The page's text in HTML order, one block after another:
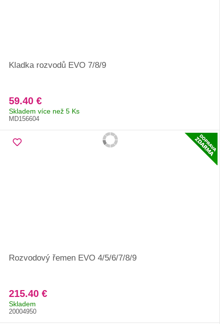
Kladka rozvodů EVO 7/8/9
59.40 €
Skladem více než 5 Ks
MD156604
Rozvodový řemen EVO 4/5/6/7/8/9
215.40 €
Skladem
20004950